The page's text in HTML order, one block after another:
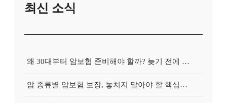
최신 소식
왜 30대부터 암보험 준비해야 할까? 늦기 전에 알아볼 꿀팁 전수
암 종류별 암보험 보장, 놓치지 말아야 할 핵심은 무엇일까요?